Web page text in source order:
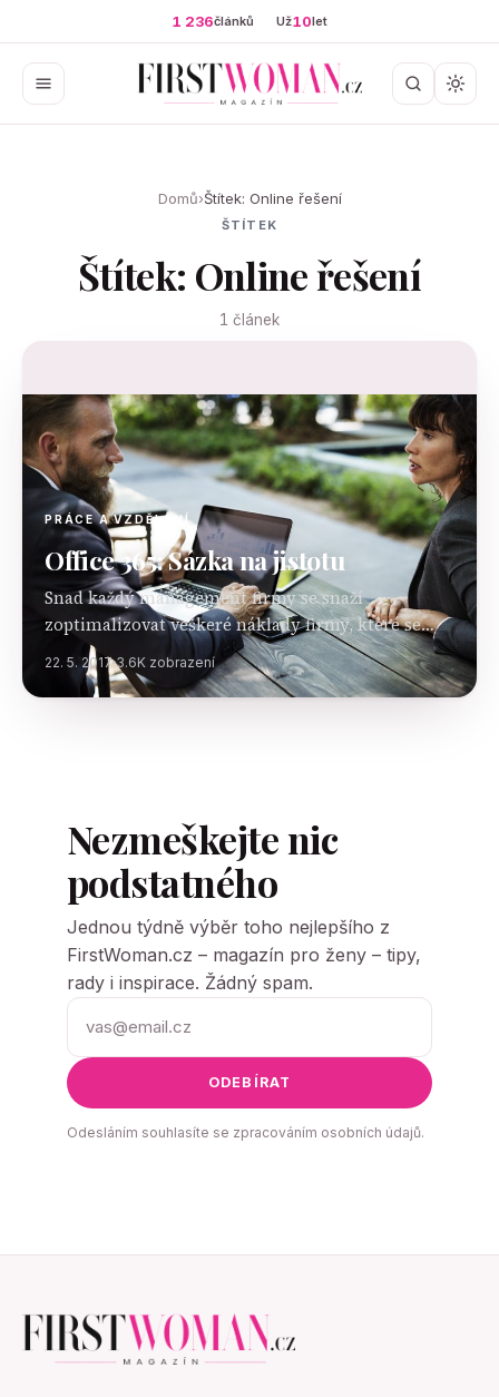
1 236článků Už10let
Domů›Štítek: Online řešení
ŠTÍTEK
Štítek: Online řešení
1 článek
PRÁCE A VZDĚLÁNÍ
Office 365: Sázka na jistotu
Snad každý management firmy se snaží
zoptimalizovat veškeré náklady firmy, které se
týkají IT, takže jak hardwaru, tak i softwaru a
zároveň zajistit zefektivnění činností celého
týmu. A právě proto…
22. 5. 2017 3.6K zobrazení
Nezmeškejte nic
podstatného
Jednou týdně výběr toho nejlepšího z
FirstWoman.cz – magazín pro ženy – tipy,
rady i inspirace. Žádný spam.
ODEBÍRAT
Odesláním souhlasíte se zpracováním osobních údajů.